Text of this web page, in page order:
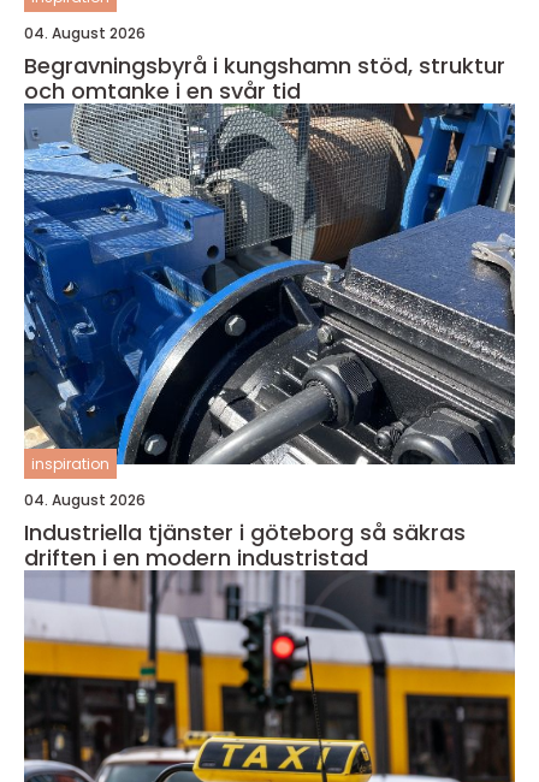
04. August 2026
Begravningsbyrå i kungshamn stöd, struktur
och omtanke i en svår tid
inspiration
04. August 2026
Industriella tjänster i göteborg så säkras
driften i en modern industristad